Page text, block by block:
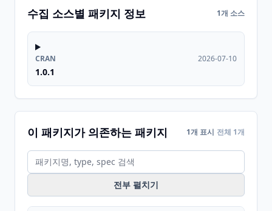
수집 소스별 패키지 정보 1개 소스
CRAN
1.0.1
2026-07-10
이 패키지가 의존하는 패키지 1개 표시 전체 1개
전부 펼치기